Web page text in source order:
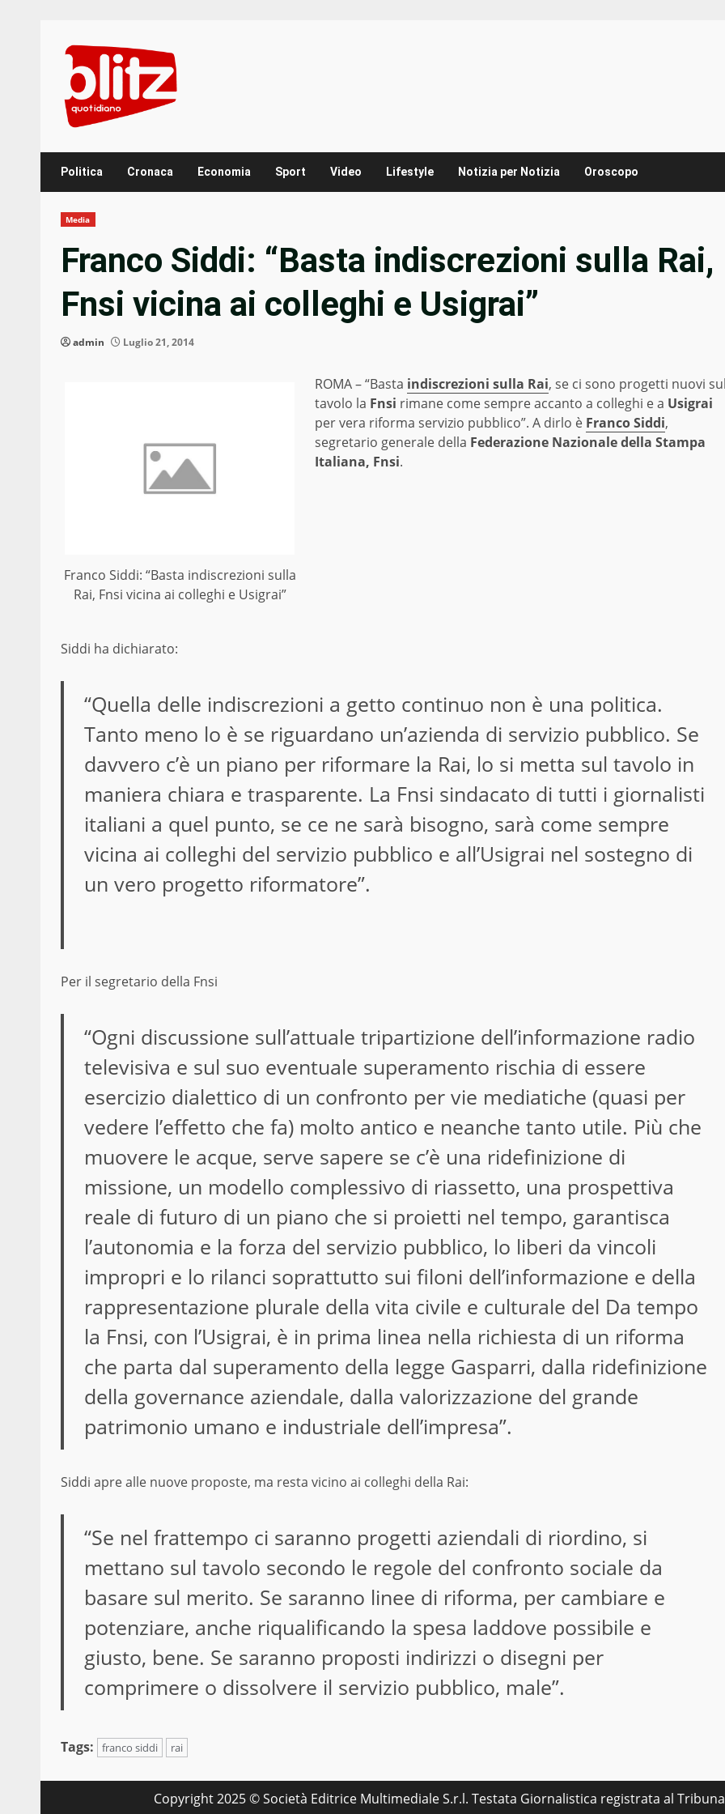
content
Politica Cronaca Economia Sport Video Lifestyle Notizia per Notizia Oroscopo
Media
Franco Siddi: “Basta indiscrezioni sulla Rai,
Fnsi vicina ai colleghi e Usigrai”
admin Luglio 21, 2014
Franco Siddi: “Basta indiscrezioni sulla
Rai, Fnsi vicina ai colleghi e Usigrai”
ROMA – “Basta indiscrezioni sulla Rai, se ci sono progetti nuovi
tavolo la Fnsi rimane come sempre accanto a colleghi e a Usigrai
per vera riforma servizio pubblico”. A dirlo è Franco Siddi,
segretario generale della Federazione Nazionale della Stampa
Italiana, Fnsi.
Siddi ha dichiarato:
“Quella delle indiscrezioni a getto continuo non è una politica.
Tanto meno lo è se riguardano un’azienda di servizio pubblico. Se
davvero c’è un piano per riformare la Rai, lo si metta sul tavolo in
maniera chiara e trasparente. La Fnsi sindacato di tutti i giornalisti
italiani a quel punto, se ce ne sarà bisogno, sarà come sempre
vicina ai colleghi del servizio pubblico e all’Usigrai nel sostegno di
un vero progetto riformatore”.
Per il segretario della Fnsi
“Ogni discussione sull’attuale tripartizione dell’informazione radio
televisiva e sul suo eventuale superamento rischia di essere
esercizio dialettico di un confronto per vie mediatiche (quasi per
vedere l’effetto che fa) molto antico e neanche tanto utile. Più che
muovere le acque, serve sapere se c’è una ridefinizione di
missione, un modello complessivo di riassetto, una prospettiva
reale di futuro di un piano che si proietti nel tempo, garantisca
l’autonomia e la forza del servizio pubblico, lo liberi da vincoli
impropri e lo rilanci soprattutto sui filoni dell’informazione e della
rappresentazione plurale della vita civile e culturale del Da tempo
la Fnsi, con l’Usigrai, è in prima linea nella richiesta di un riforma
che parta dal superamento della legge Gasparri, dalla ridefinizione
della governance aziendale, dalla valorizzazione del grande
patrimonio umano e industriale dell’impresa”.
Siddi apre alle nuove proposte, ma resta vicino ai colleghi della Rai:
“Se nel frattempo ci saranno progetti aziendali di riordino, si
mettano sul tavolo secondo le regole del confronto sociale da
basare sul merito. Se saranno linee di riforma, per cambiare e
potenziare, anche riqualificando la spesa laddove possibile e
giusto, bene. Se saranno proposti indirizzi o disegni per
comprimere o dissolvere il servizio pubblico, male”.
Tags: franco siddi rai
Copyright 2025 © Società Editrice Multimediale S.r.l. Testata Giornalistica registrata al